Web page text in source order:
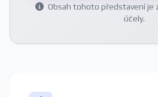
Obsah tohoto představení je
účely.